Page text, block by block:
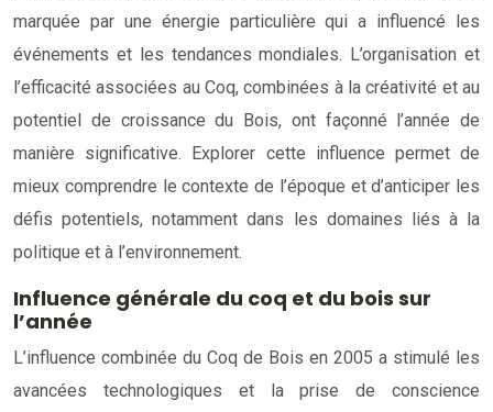
marquée par une énergie particulière qui a influencé les
événements et les tendances mondiales. L’organisation et
l’efficacité associées au Coq, combinées à la créativité et au
potentiel de croissance du Bois, ont façonné l’année de
manière significative. Explorer cette influence permet de
mieux comprendre le contexte de l’époque et d’anticiper les
défis potentiels, notamment dans les domaines liés à la
politique et à l’environnement.
Influence générale du coq et du bois sur
l’année
L’influence combinée du Coq de Bois en 2005 a stimulé les
avancées technologiques et la prise de conscience